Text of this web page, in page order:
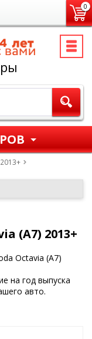
0
(A7) 2013+
Octavia (A7)
на год выпуска
авто.